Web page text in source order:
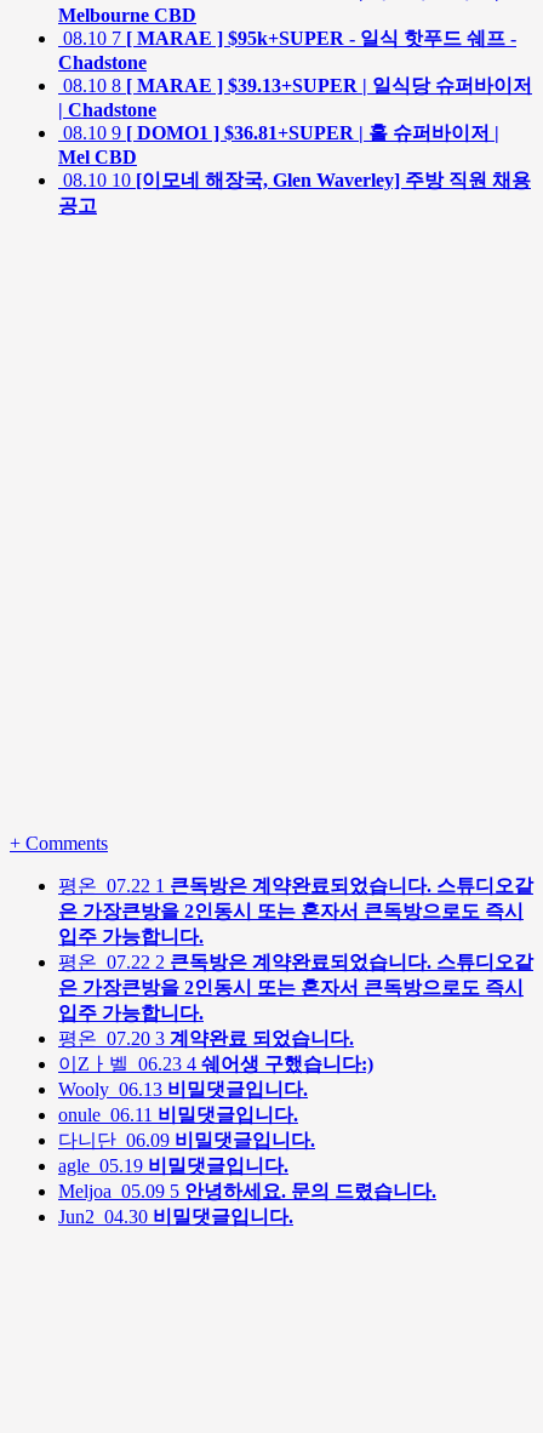
Melbourne CBD
08.10 7 [ MARAE ] $95k+SUPER - 일식 핫푸드 쉐프 -
Chadstone
08.10 8 [ MARAE ] $39.13+SUPER | 일식당 슈퍼바이저
| Chadstone
08.10 9 [ DOMO1 ] $36.81+SUPER | 홀 슈퍼바이저 |
Mel CBD
08.10 10 [이모네 해장국, Glen Waverley] 주방 직원 채용
공고
+ Comments
평온 07.22 1 큰독방은 계약완료되었습니다. 스튜디오같
은 가장큰방을 2인동시 또는 혼자서 큰독방으로도 즉시
입주 가능합니다.
평온 07.22 2 큰독방은 계약완료되었습니다. 스튜디오같
은 가장큰방을 2인동시 또는 혼자서 큰독방으로도 즉시
입주 가능합니다.
평온 07.20 3 계약완료 되었습니다.
이Zㅏ벨 06.23 4 쉐어생 구했습니다:)
Wooly 06.13 비밀댓글입니다.
onule 06.11 비밀댓글입니다.
다니단 06.09 비밀댓글입니다.
agle 05.19 비밀댓글입니다.
Meljoa 05.09 5 안녕하세요. 문의 드렸습니다.
Jun2 04.30 비밀댓글입니다.